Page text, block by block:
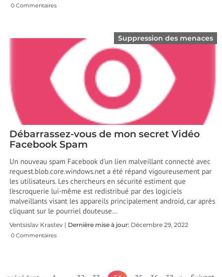
0 Commentaires
Suppression des menaces
Débarrassez-vous de mon secret Vidéo
Facebook Spam
Un nouveau spam Facebook d'un lien malveillant connecté avec
request.blob.core.windows.net a été répand vigoureusement par
les utilisateurs. Les chercheurs en sécurité estiment que
l'escroquerie lui-même est redistribué par des logiciels
malveillants visant les appareils principalement android, car après
cliquant sur le pourriel douteuse…
Ventsislav Krastev | Dernière mise à jour: Décembre 29, 2022
0 Commentaires